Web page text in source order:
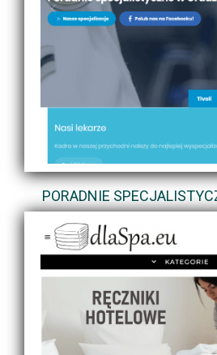
PORADNIE